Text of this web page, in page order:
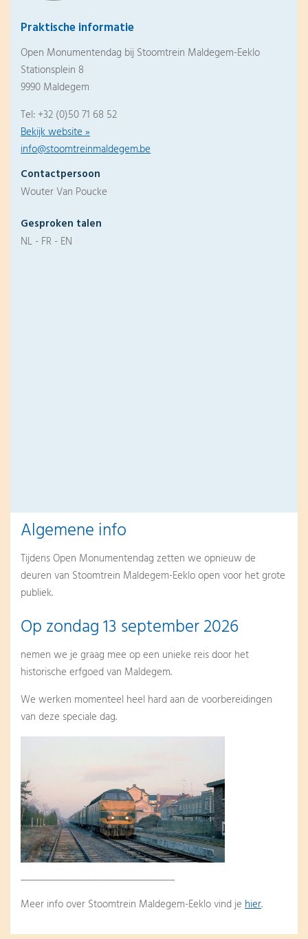
Praktische informatie
Open Monumentendag bij Stoomtrein Maldegem-Eeklo
Stationsplein 8
9990 Maldegem
Tel: +32 (0)50 71 68 52
Bekijk website »
info@stoomtreinmaldegem.be
Contactpersoon
Wouter Van Poucke
Gesproken talen
NL - FR - EN
Algemene info
Tijdens Open Monumentendag zetten we opnieuw de
deuren van Stoomtrein Maldegem-Eeklo open voor het grote
publiek.
Op zondag 13 september 2026
nemen we je graag mee op een unieke reis door het
historische erfgoed van Maldegem.
We werken momenteel heel hard aan de voorbereidingen
van deze speciale dag.
____________________________
Meer info over Stoomtrein Maldegem-Eeklo vind je hier.